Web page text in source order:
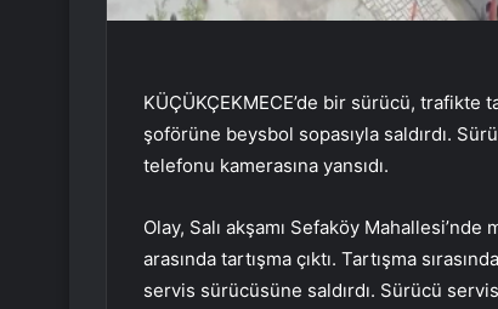
KÜÇÜKÇEKMECE’de bir sürücü,
şoförüne beysbol sopasıyla saldırdı.
telefonu kamerasına yansıdı.
Olay, Salı akşamı Sefaköy
arasında tartışma çıktı. Tartışma
servis sürücüsüne saldırdı. Sürücü servis